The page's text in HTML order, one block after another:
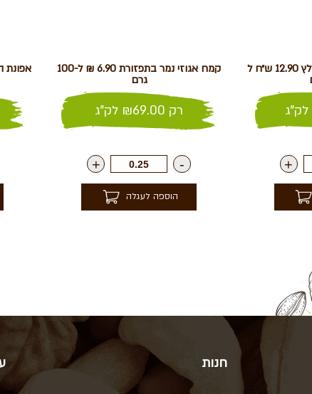
שברי פקאן בקרמל – מומלץ 12.90 ש״ח ל
לק"ג
+
קמח אגוזי נמר בתפזורת 6.90 ₪ ל-100
גרם
רק ₪69.00 לק"ג
-
+
הוספה לעגלה
חנות